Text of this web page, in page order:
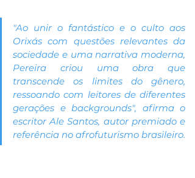
"Ao unir o fantástico e o culto aos
Orixás com questões relevantes da
sociedade e uma narrativa moderna,
Pereira criou uma obra que
transcende os limites do gênero,
ressoando com leitores de diferentes
gerações e backgrounds", afirma o
escritor Ale Santos, autor premiado e
referência no afrofuturismo brasileiro.